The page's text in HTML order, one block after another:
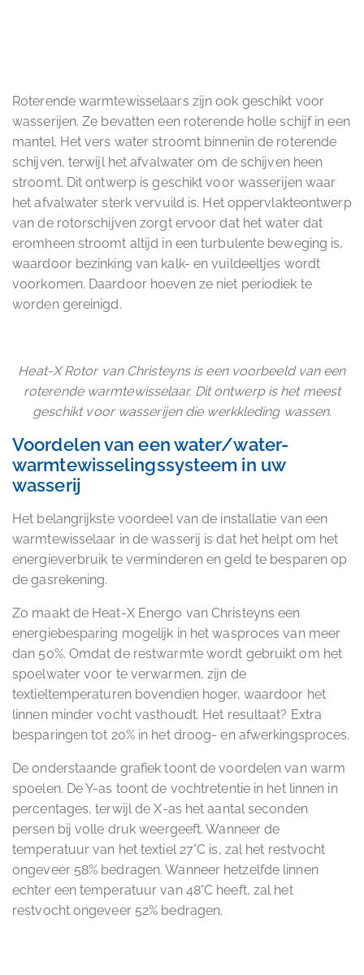
Roterende warmtewisselaars zijn ook geschikt voor
wasserijen. Ze bevatten een roterende holle schijf in een
mantel. Het vers water stroomt binnenin de roterende
schijven, terwijl het afvalwater om de schijven heen
stroomt. Dit ontwerp is geschikt voor wasserijen waar
het afvalwater sterk vervuild is. Het oppervlakteontwerp
van de rotorschijven zorgt ervoor dat het water dat
eromheen stroomt altijd in een turbulente beweging is,
waardoor bezinking van kalk- en vuildeeltjes wordt
voorkomen. Daardoor hoeven ze niet periodiek te
worden gereinigd.
Heat-X Rotor van Christeyns is een voorbeeld van een
roterende warmtewisselaar. Dit ontwerp is het meest
geschikt voor wasserijen die werkkleding wassen.
Voordelen van een water/water-
warmtewisselingssysteem in uw
wasserij
Het belangrijkste voordeel van de installatie van een
warmtewisselaar in de wasserij is dat het helpt om het
energieverbruik te verminderen en geld te besparen op
de gasrekening.
Zo maakt de Heat-X Energo van Christeyns een
energiebesparing mogelijk in het wasproces van meer
dan 50%. Omdat de restwarmte wordt gebruikt om het
spoelwater voor te verwarmen, zijn de
textieltemperaturen bovendien hoger, waardoor het
linnen minder vocht vasthoudt. Het resultaat? Extra
besparingen tot 20% in het droog- en afwerkingsproces.
De onderstaande grafiek toont de voordelen van warm
spoelen. De Y-as toont de vochtretentie in het linnen in
percentages, terwijl de X-as het aantal seconden
persen bij volle druk weergeeft. Wanneer de
temperatuur van het textiel 27°C is, zal het restvocht
ongeveer 58% bedragen. Wanneer hetzelfde linnen
echter een temperatuur van 48°C heeft, zal het
restvocht ongeveer 52% bedragen.